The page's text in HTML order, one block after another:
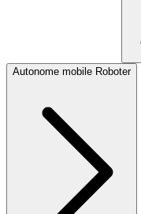
Autonome mobile Roboter